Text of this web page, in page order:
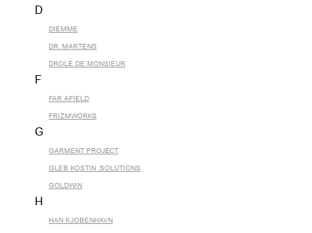
D
DIEMME
DR. MARTENS
DROLE DE MONSIEUR
F
FAR AFIELD
FRIZMWORKS
G
GARMENT PROJECT
GLEB KOSTIN .SOLUTIONS
GOLDWIN
H
HAN KJOBENHAVN